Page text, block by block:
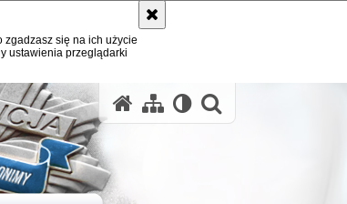
zgadzasz się na ich użycie
ustawienia przeglądarki